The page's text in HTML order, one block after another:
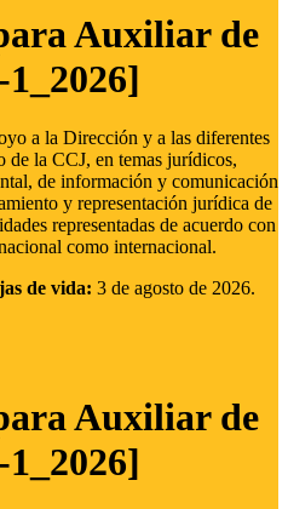
Auxiliar de
a la Dirección y a las diferentes
de la CCJ, en temas jurídicos,
de información y comunicación
y representación jurídica de
representadas de acuerdo con
como internacional.
de vida: 3 de agosto de 2026.
Auxiliar de